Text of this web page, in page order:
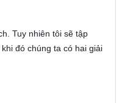
Tuy nhiên tôi sẽ tập
đó chúng ta có hai giải